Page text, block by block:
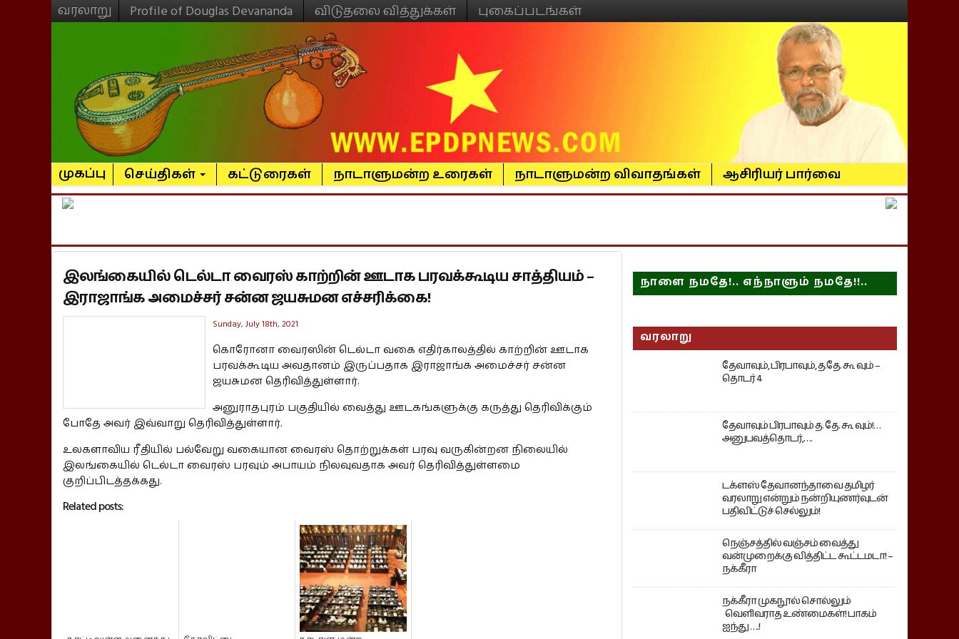
வரலாறு Profile of Douglas Devananda விடுதலை வித்துக்கள் புகைப்படங்கள்
முகப்பு செய்திகள் கட்டுரைகள் நாடாளுமன்ற உரைகள் நாடாளுமன்ற விவாதங்கள் ஆசிரியர் பார்வை
இலங்கையில் டெல்டா வைரஸ் காற்றின் ஊடாக பரவக்கூடிய சாத்தியம் –
இராஜாங்க அமைச்சர் சன்ன ஜயசுமன எச்சரிக்கை!
Sunday, July 18th, 2021
கொரோனா வைரஸின் டெல்டா வகை எதிர்காலத்தில் காற்றின் ஊடாக
பரவக்கூடிய அவதானம் இருப்பதாக இராஜாங்க அமைச்சர் சன்ன
ஜயசுமன தெரிவித்துள்ளார்.
அனுராதபுரம் பகுதியில் வைத்து ஊடகங்களுக்கு கருத்து தெரிவிக்கும்
போதே அவர் இவ்வாறு தெரிவித்துள்ளார்.
உலகளாவிய ரீதியில் பல்வேறு வகையான வைரஸ் தொற்றுக்கள் பரவு வருகின்றன நிலையில்
இலங்கையில் டெல்டா வைரஸ் பரவும் அபாயம் நிலவுவதாக அவர் தெரிவித்துள்ளமை
குறிப்பிடத்தக்கது.
Related posts:
நாளை நமதே!.. எந்நாளும் நமதே!!..
வரலாறு
தேவாவும், பிரபாவும், த.தே. கூ வும் –
தொடர் 4
தேவாவும் பிரபாவும் த. தே. கூ வும்!…
அனுபவத்தொடர்,….
டக்ளஸ் தேவானந்தாவை தமிழர்
வரலாறு என்றும் நன்றியுணர்வுடன்
பதிவிட்டுச் செல்லும்!
நெஞ்சத்தில் வஞ்சம் வைத்து
வன்முறைக்கு வித்திட்ட கூட்டமடா! –
நக்கீரா
நக்கீரா முகநூல் சொல்லும்
வெளிவராத உண்மைகள்! பாகம்
ஐந்து ….!